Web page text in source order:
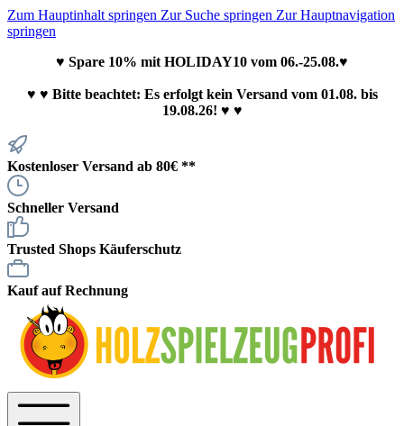
Zum Hauptinhalt springen Zur Suche springen Zur Hauptnavigation
springen
♥ Spare 10% mit HOLIDAY10 vom 06.-25.08.♥
♥ ♥ Bitte beachtet: Es erfolgt kein Versand vom 01.08. bis
19.08.26! ♥ ♥
Kostenloser Versand ab 80€ **
Schneller Versand
Trusted Shops Käuferschutz
Kauf auf Rechnung